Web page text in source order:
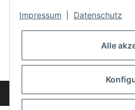
Oder mit Terminvereinbarung
info@frontlinegames.de
Widerrufsbutton
Impressum Datenschutz
Alle